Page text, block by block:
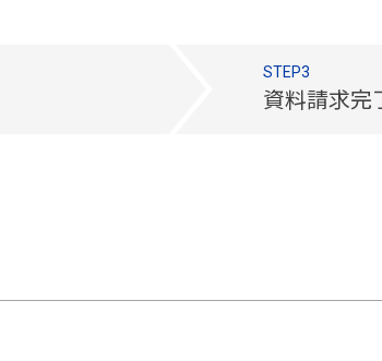
STEP3
資料請求完